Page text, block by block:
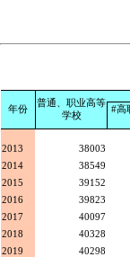
年份
普通、职业高等
学校
#高
2013 38003
2014
38549
2015
39152
2016
39823
2017
40097
2018
40328
2019
40298